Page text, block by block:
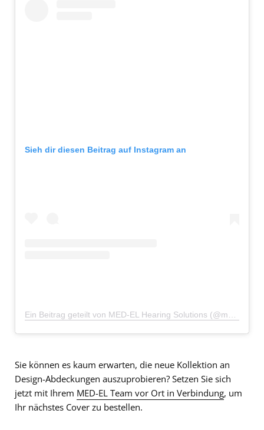
Sieh dir diesen Beitrag auf Instagram an
Sie können es kaum erwarten, die neue Kollektion an
Design-Abdeckungen auszuprobieren? Setzen Sie sich
jetzt mit Ihrem MED-EL Team vor Ort in Verbindung, um
Ihr nächstes Cover zu bestellen.